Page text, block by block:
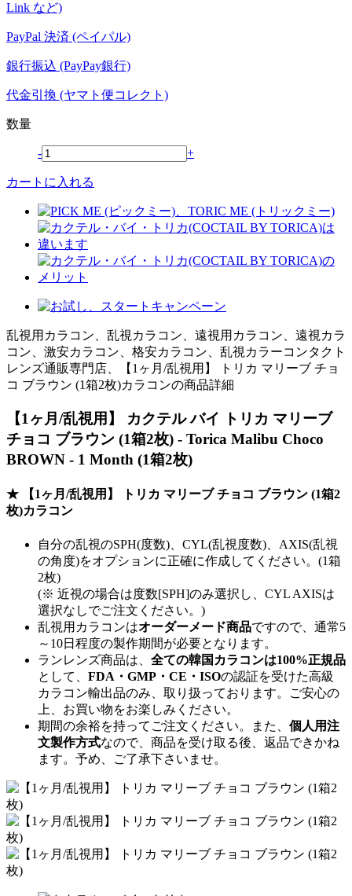
Link など)
PayPal 決済 (ペイパル)
銀行振込 (PayPay銀行)
代金引換 (ヤマト便コレクト)
数量
- +
カートに入れる
乱視用カラコン、乱視カラコン、遠視用カラコン、遠視カラ
コン、激安カラコン、格安カラコン、乱視カラーコンタクト
レンズ通販専門店、【1ヶ月/乱視用】 トリカ マリーブ チョ
コ ブラウン (1箱2枚)カラコンの商品詳細
【1ヶ月/乱視用】 カクテル バイ トリカ マリーブ
チョコ ブラウン (1箱2枚) - Torica Malibu Choco
BROWN - 1 Month (1箱2枚)
★ 【1ヶ月/乱視用】 トリカ マリーブ チョコ ブラウン (1箱2
枚)カラコン
自分の乱視のSPH(度数)、CYL(乱視度数)、AXIS(乱視
の角度)をオプションに正確に作成してください。(1箱
2枚)
(※ 近視の場合は度数[SPH]のみ選択し、CYL AXISは
選択なしでご注文ください。)
乱視用カラコンはオーダーメード商品ですので、 通常5
～10日程度の製作期間が必要となります。
ランレンズ商品は、 全ての韓国カラコンは100%正規品
として、 FDA・GMP・CE・ISOの認証を受けた高級
カラコン輸出品のみ、取り扱っております。ご安心の
上、お買い物をお楽しみください。
期間の余裕を持ってご注文ください。また、 個人用注
文製作方式なので、商品を受け取る後、返品できかね
ます。予め、ご了承下さいませ。